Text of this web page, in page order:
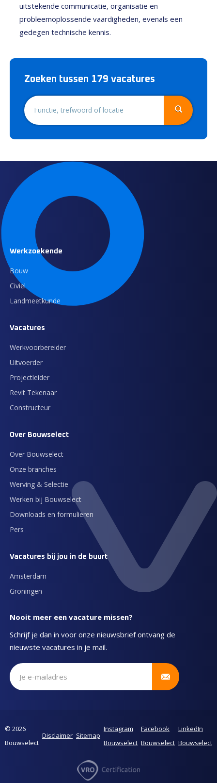
uitstekende communicatie, organisatie en
probleemoplossende vaardigheden, evenals een
gedegen technische kennis.
Zoeken tussen 179 vacatures
Werkzoekende
Bouw
Civiel
Landmeetkunde
Vacatures
Werkvoorbereider
Uitvoerder
Projectleider
Revit Tekenaar
Constructeur
Over Bouwselect
Over Bouwselect
Onze branches
Werving & Selectie
Werken bij Bouwselect
Downloads en formulieren
Pers
Vacatures bij jou in de buurt
Amsterdam
Groningen
Nooit meer een vacature missen?
Schrijf je dan in voor onze nieuwsbrief ontvang de
nieuwste vacatures in je mail.
Schrijf je in voor onze nieuwsbrief
© 2026
Bouwselect
Disclaimer Sitemap
Instagram
Bouwselect
Facebook
Bouwselect
LinkedIn
Bouwselect